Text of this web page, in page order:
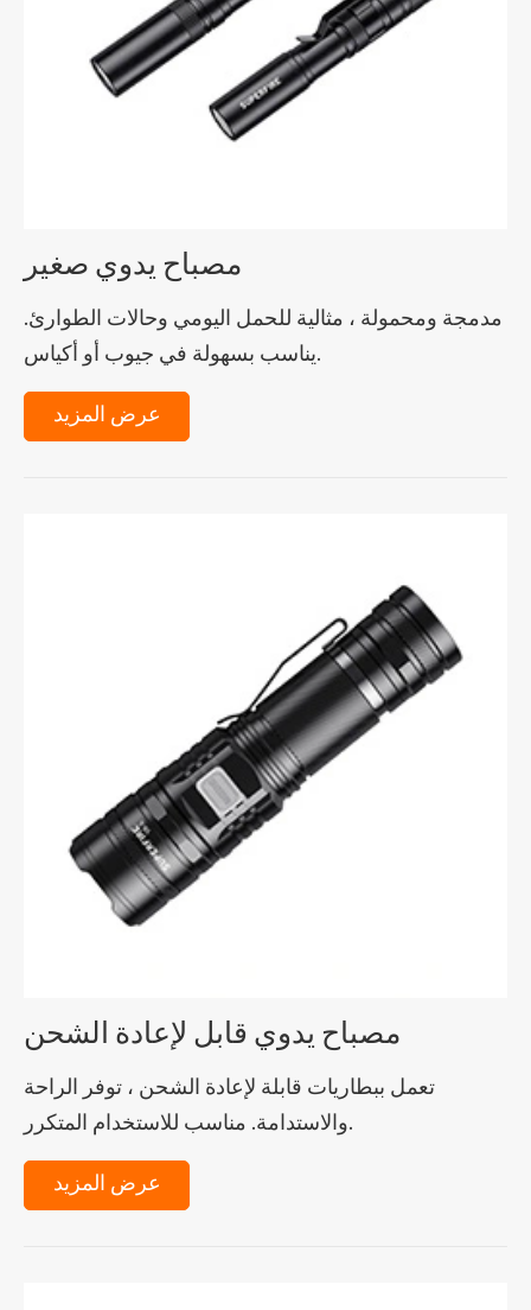
مصباح يدوي صغير
مدمجة ومحمولة ، مثالية للحمل اليومي وحالات الطوارئ.
يناسب بسهولة في جيوب أو أكياس.
عرض المزيد
مصباح يدوي قابل لإعادة الشحن
تعمل ببطاريات قابلة لإعادة الشحن ، توفر الراحة
والاستدامة. مناسب للاستخدام المتكرر.
عرض المزيد